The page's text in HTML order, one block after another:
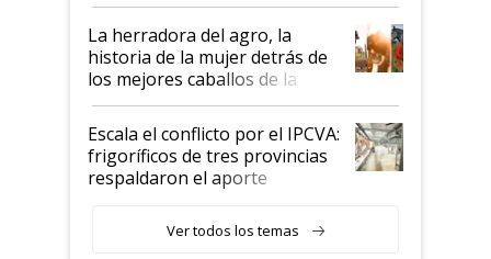
establecimientos en Argentina
La herradora del agro, la
historia de la mujer detrás de
los mejores caballos de la
Argentina y los mitos que
todavía hacen sufrir a estos
animales: "Mientras me
descalificaban, yo seguí
haciendo currículum"
Escala el conflicto por el IPCVA:
frigoríficos de tres provincias
respaldaron el aporte
Ver todos los temas